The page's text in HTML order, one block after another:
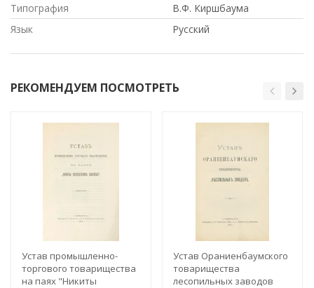
Типография
В.Ф. Киршбаума
Язык
Русский
РЕКОМЕНДУЕМ ПОСМОТРЕТЬ
Устав промышленно-
торгового товарищества
на паях "Никиты
Устав Ораниенбаумского
товарищества
лесопильных заводов